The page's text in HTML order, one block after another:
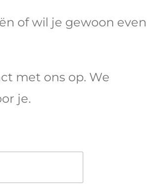
of wil je gewoon even
met ons op. We
je.